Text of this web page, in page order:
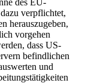
des EU-
verpflichtet,
herauszugeben,
vorgehen
dass US-
befindlichen
und